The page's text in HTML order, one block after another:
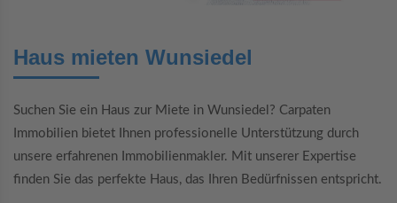
Haus mieten Wunsiedel
Suchen Sie ein Haus zur Miete in Wunsiedel? Carpaten
Immobilien bietet Ihnen professionelle Unterstützung durch
unsere erfahrenen Immobilienmakler. Mit unserer Expertise
finden Sie das perfekte Haus, das Ihren Bedürfnissen entspricht.